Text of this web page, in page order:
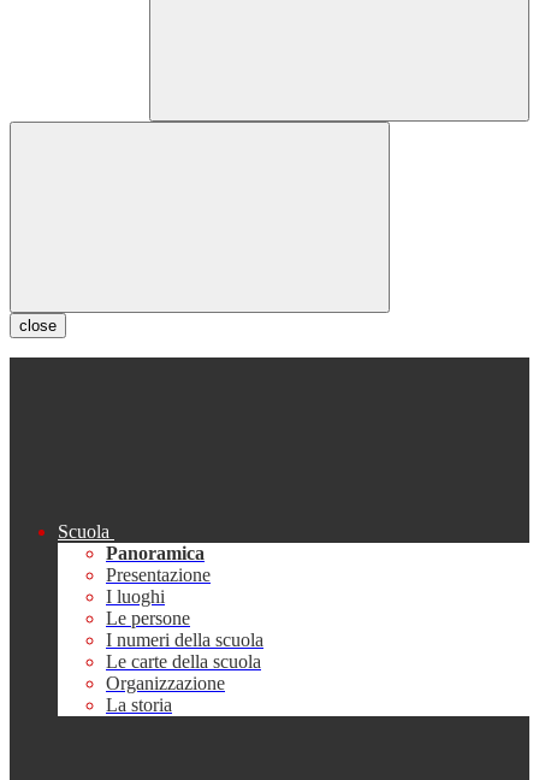
close
Scuola
Panoramica
Presentazione
I luoghi
Le persone
I numeri della scuola
Le carte della scuola
Organizzazione
La storia